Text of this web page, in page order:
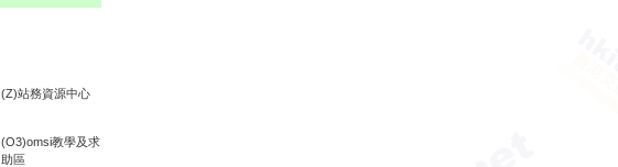
(Z)站務資源中心
(O3)omsi教學及求
助區